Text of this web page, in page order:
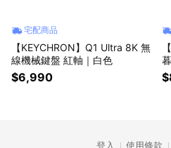
宅配商品
【KEYCHRON】Q1 Ultra 8K 無
線機械鍵盤 紅軸｜白色
$6,990
登入 使用條款